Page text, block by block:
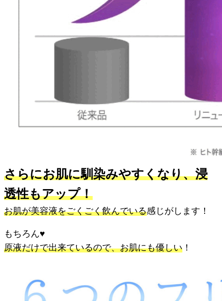
さらにお肌に馴染みやすくなり、浸
透性もアップ！
お肌が美容液をごくごく飲んでいる感じがします！
もちろん♥
原液だけで出来ているので、お肌にも優しい ！